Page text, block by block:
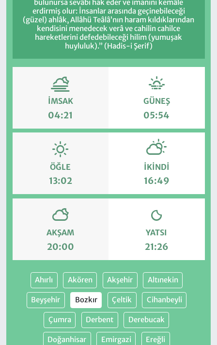
bulunursa sevâbı hak eder ve imanını kemâle
erdirmiş olur: İnsanlar arasında geçinebileceği
(güzel) ahlâk, Allâhü Teâlâ’nın haram kıldıklarından
kendisini menedecek verâ ve cahilin cahilce
hareketlerini defedebileceği hilim (yumuşak
huyluluk).” (Hadis-i Şerif)
İMSAK
04:21
GÜNEŞ
05:54
ÖĞLE
13:02
İKINDI
16:49
AKŞAM
20:00
YATSI
21:26
Ahırlı Akören Akşehir Altınekin
Beyşehir Bozkır Çeltik Cihanbeyli
Çumra Derbent Derebucak
Doğanhisar Emirgazi Ereğli